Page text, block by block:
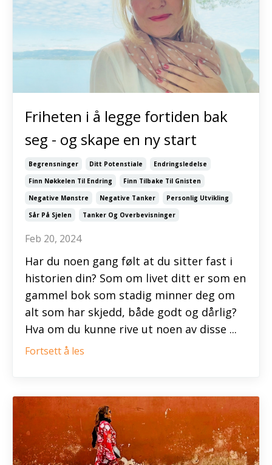
Friheten i å legge fortiden bak
seg - og skape en ny start
Begrensninger Ditt Potenstiale
Endringsledelse
Finn Nøkkelen Til Endring
Finn Tilbake Til Gnisten
Negative Mønstre
Negative Tanker
Personlig Utvikling
Sår På Sjelen
Tanker Og Overbevisninger
Feb 20, 2024
Har du noen gang følt at du sitter fast i
historien din? Som om livet ditt er som en
gammel bok som stadig minner deg om
alt som har skjedd, både godt og dårlig?
Hva om du kunne rive ut noen av disse ...
Fortsett å les